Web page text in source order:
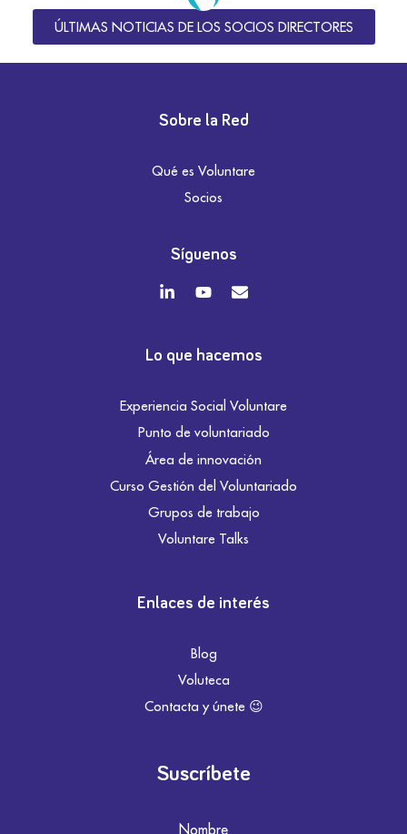
ÚLTIMAS NOTICIAS DE LOS SOCIOS DIRECTORES
Sobre la Red
Qué es Voluntare
Socios
Síguenos
Lo que hacemos
Experiencia Social Voluntare
Punto de voluntariado
Área de innovación
Curso Gestión del Voluntariado
Grupos de trabajo
Voluntare Talks
Enlaces de interés
Blog
Voluteca
Contacta y únete 😉
Suscríbete
Nombre